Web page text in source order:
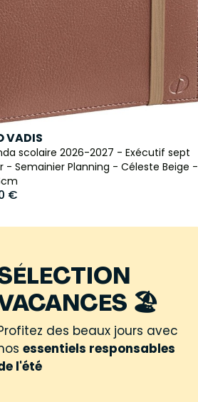
VADIS
scolaire 2026-2027 - Exécutif sept
- Semainier Planning - Céleste Beige -
€
🏖️
des beaux jours avec
essentiels responsables
l'été